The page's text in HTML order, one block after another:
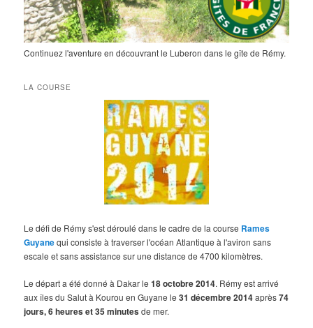
Continuez l'aventure en découvrant le Luberon dans le gîte de Rémy.
LA COURSE
Le défi de Rémy s'est déroulé dans le cadre de la course Rames
Guyanequi consiste à traverser l'océan Atlantique à l'aviron sans
escale et sans assistance sur une distance de 4700 kilomètres.
Le départ a été donné à Dakar le18 octobre 2014. Rémy est arrivé
aux îles du Salut à Kourou en Guyane le31 décembre 2014après74
jours, 6 heures et 35 minutesde mer.